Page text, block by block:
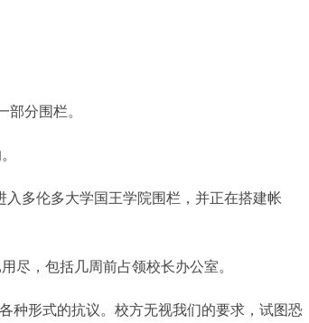
分围栏。
多伦多大学国王学院围栏，并正在搭建帐
尽，包括几周前占领校长办公室。
种形式的抗议。校方无视我们的要求，试图恐